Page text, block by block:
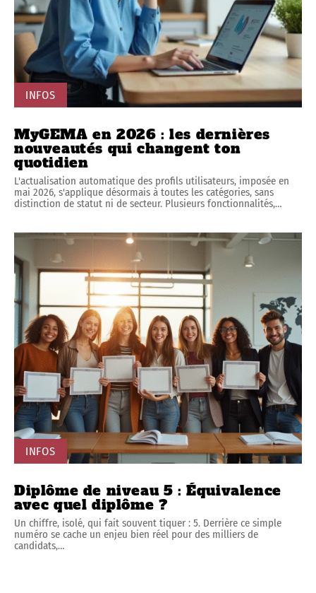
INFOS
MyGEMA en 2026 : les dernières
nouveautés qui changent ton
quotidien
L'actualisation automatique des profils utilisateurs, imposée en
mai 2026, s'applique désormais à toutes les catégories, sans
distinction de statut ni de secteur. Plusieurs fonctionnalités,…
INFOS
Diplôme de niveau 5 : Équivalence
avec quel diplôme ?
Un chiffre, isolé, qui fait souvent tiquer : 5. Derrière ce simple
numéro se cache un enjeu bien réel pour des milliers de
candidats,…